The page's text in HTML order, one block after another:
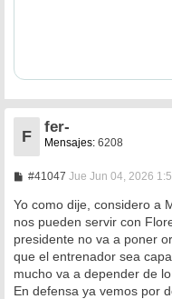
F
fer-
Mensajes: 6208
#41047M
n
s
a
j
e
Jue Jun 04, 2026
Yo como dije, considero a
nos pueden servir con
presidente no va a poner
que el entrenador sea
mucho va a depender de
En defensa ya vemos por